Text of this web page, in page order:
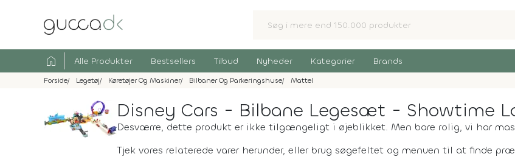
home Alle Produkter Bestsellers Tilbud Nyheder Kategorier Brands
Forside Legetøj Køretøjer Og Maskiner Bilbaner Og Parkeringshuse Mattel
Disney Cars - Bilbane Legesæt - Showtime
Desværre, dette produkt er ikke tilgængeligt i øjeblikket. Men bare rolig, vi har
Tjek vores relaterede varer herunder, eller brug søgefeltet og menuen til at finde